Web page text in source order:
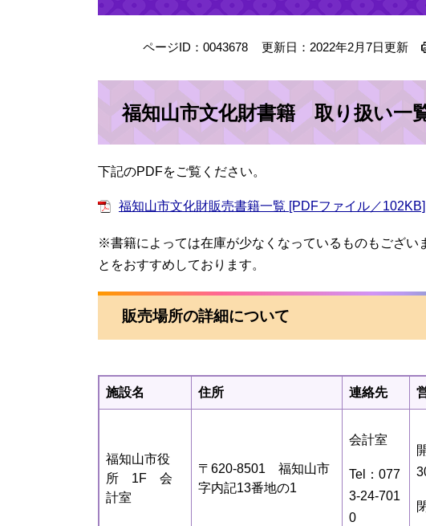
ページID：0043678 更新日：2022年2月7日更新
福知山市文化財書籍 取り扱い一
下記のPDFをご覧ください。
福知山市文化財販売書籍一覧 [PDFファイル／102KB]
※書籍によっては在庫が少なくなっているものもござい
とをおすすめしております。
販売場所の詳細について
施設名 住所 連絡先
福知山市役
所 1F 会
計室
〒620-8501 福知山市
字内記13番地の1
会計室
Tel：077
3-24-701
0